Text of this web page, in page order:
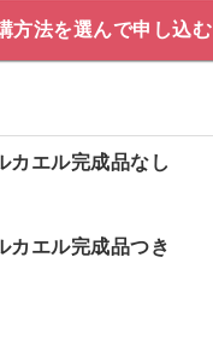
方法を選んで申し込む
カエル完成品なし
カエル完成品つき